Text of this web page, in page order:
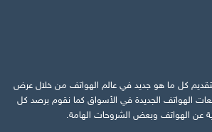
كل ما هو جديد في عالم الهواتف من خلال عرض
الهواتف الجديدة في الأسواق كما نقوم برصد كل
عن الهواتف وبعض الشروحات الهامة.